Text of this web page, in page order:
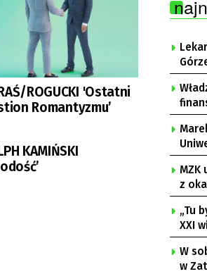
ROGUCKI 'Ostatni
Romantyzmu’
KAMIŃSKI
MZK
z
Ochli
„Tu
XXI
W
w